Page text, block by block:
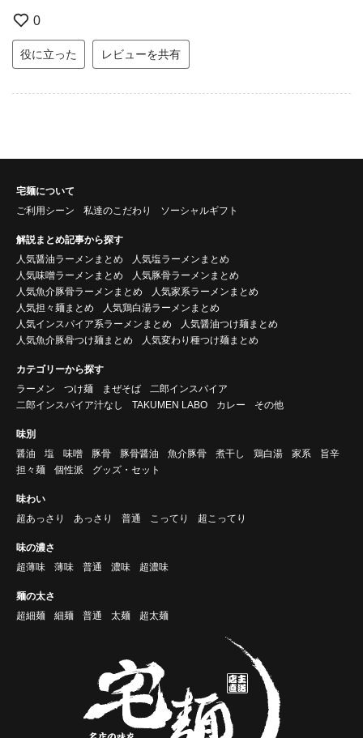
0
役に立った レビューを共有
宅麺について
ご利用シーン
私達のこだわり ソーシャルギフト
解説まとめ記事から探す
人気醤油ラーメンまとめ
人気塩ラーメンまとめ
人気味噌ラーメンまとめ
人気豚骨ラーメンまとめ
人気魚介豚骨ラーメンまとめ
人気家系ラーメンまとめ
人気担々麺まとめ
人気鶏白湯ラーメンまとめ
人気インスパイア系ラーメンまとめ
人気醤油つけ麺まとめ
人気魚介豚骨つけ麺まとめ
人気変わり種つけ麺まとめ
カテゴリーから探す
ラーメン
つけ麺 まぜそば
二郎インスパイア
二郎インスパイア汁なし
TAKUMEN LABO カレー その他
味別
醤油
塩 味噌 豚骨 豚骨醤油 魚介豚骨 煮干し 鶏白湯 家系
旨辛
担々麺
個性派 グッズ・セット
味わい
超あっさり
あっさり 普通 こってり 超こってり
味の濃さ
超薄味
薄味 普通 濃味 超濃味
麺の太さ
超細麺
細麺 普通 太麺 超太麺